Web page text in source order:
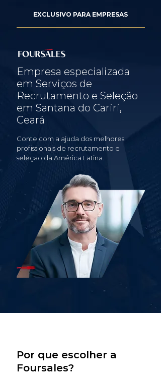
EXCLUSIVO PARA EMPRESAS
Empresa especializada
em Serviços de
Recrutamento e Seleção
em Santana do Cariri,
Ceará
Conte com a ajuda dos melhores
profissionais de recrutamento e
seleção da América Latina.
Por que escolher a
Foursales?